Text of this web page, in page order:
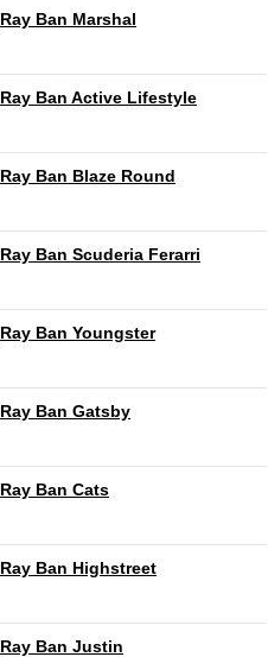
Ray Ban Marshal
Ray Ban Active Lifestyle
Ray Ban Blaze Round
Ray Ban Scuderia Ferarri
Ray Ban Youngster
Ray Ban Gatsby
Ray Ban Cats
Ray Ban Highstreet
Ray Ban Justin